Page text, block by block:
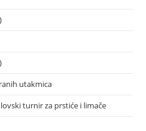
utakmica
turnir za prstiće i limače